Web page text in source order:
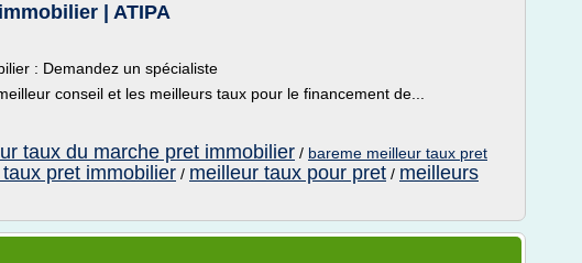
| ATIPA
: Demandez un spécialiste
conseil et les meilleurs taux pour le financement de...
taux du marche pret immobilier / bareme meilleur taux pret
pret immobilier / meilleur taux pour pret / meilleurs